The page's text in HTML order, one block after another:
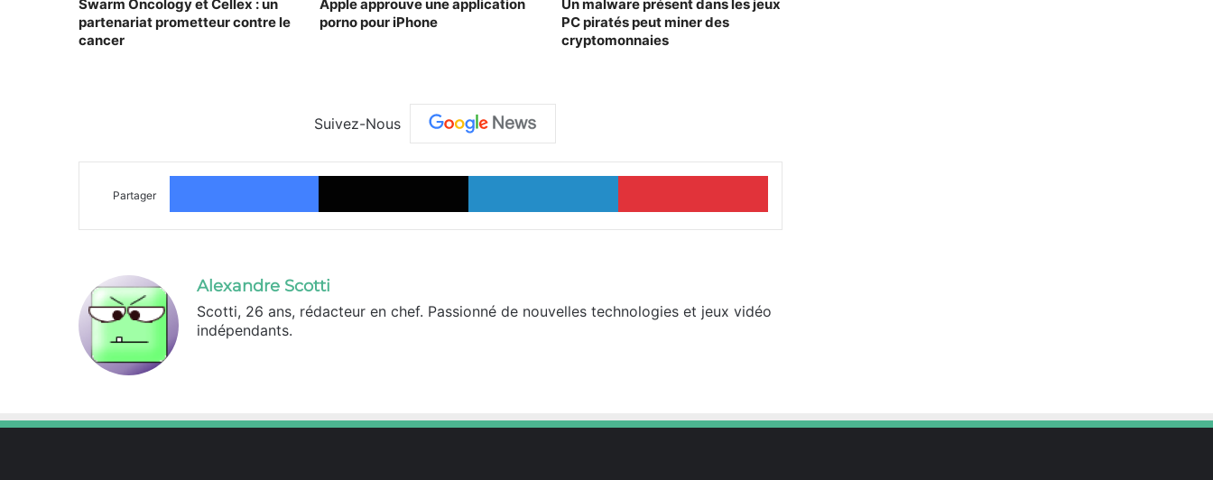
Swarm Oncology et Cellex : un
partenariat prometteur contre le
cancer
Apple approuve une application
porno pour iPhone
Un malware présent dans les jeux
PC piratés peut miner des
cryptomonnaies
Suivez-Nous
Partager
Facebook X Linkedin Pinterest
Alexandre Scotti
Scotti, 26 ans, rédacteur en chef. Passionné de nouvelles technologies et jeux vidéo
indépendants.